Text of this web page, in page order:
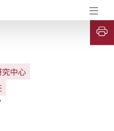
究成果典藏庫
中心